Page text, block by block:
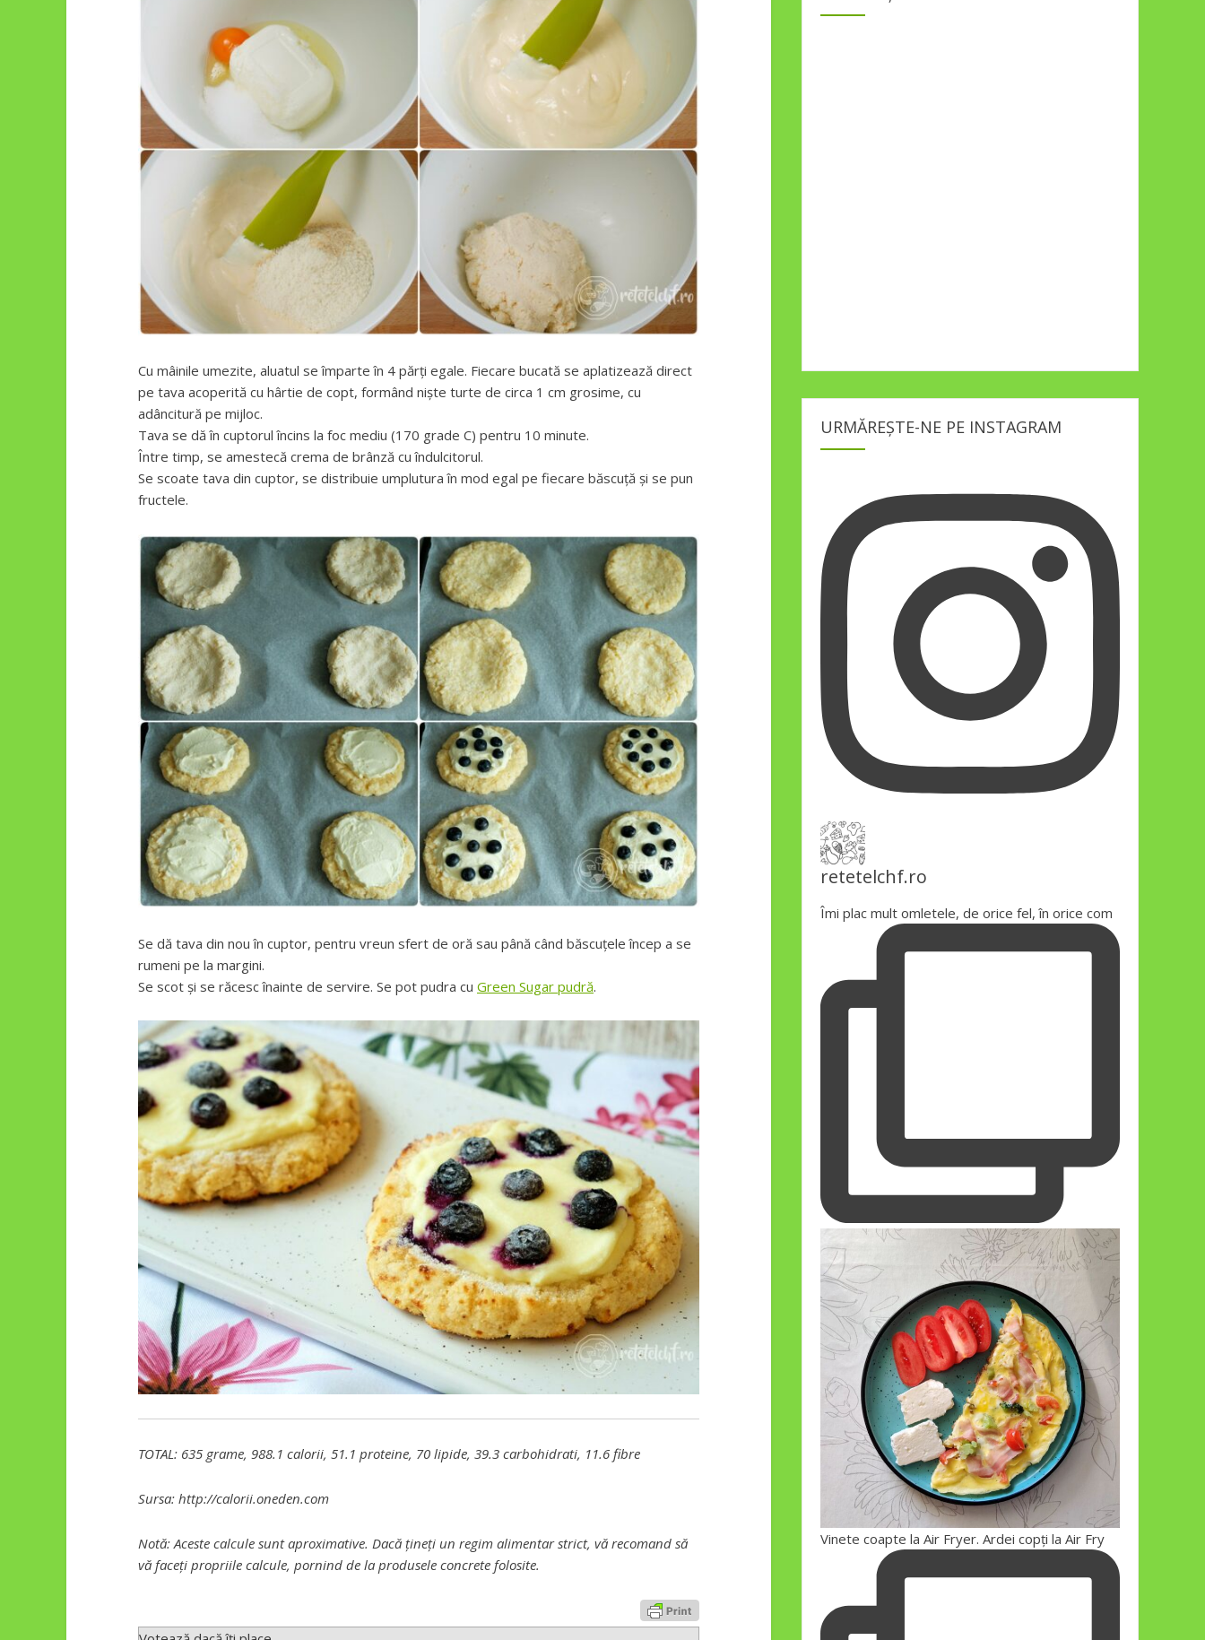
Cu mâinile umezite, aluatul se împarte în 4 părți egale. Fiecare bucată se aplatizează direct
pe tava acoperită cu hârtie de copt, formând niște turte de circa 1 cm grosime, cu
adâncitură pe mijloc.
Tava se dă în cuptorul încins la foc mediu (170 grade C) pentru 10 minute.
Între timp, se amestecă crema de brânză cu îndulcitorul.
Se scoate tava din cuptor, se distribuie umplutura în mod egal pe fiecare băscuță și se pun
fructele.
Se dă tava din nou în cuptor, pentru vreun sfert de oră sau până când băscuțele încep a se
rumeni pe la margini.
Se scot și se răcesc înainte de servire. Se pot pudra cu Green Sugar pudră.
TOTAL: 635 grame, 988.1 calorii, 51.1 proteine, 70 lipide, 39.3 carbohidrati, 11.6 fibre
Sursa: http://calorii.oneden.com
Notă: Aceste calcule sunt aproximative. Dacă țineți un regim alimentar strict, vă recomand să
vă faceți propriile calcule, pornind de la produsele concrete folosite.
URMĂREȘTE-NE PE INSTAGRAM
retetelchf.ro
Îmi plac mult omletele, de orice fel, în orice com
Vinete coapte la Air Fryer. Ardei copți la Air Fry